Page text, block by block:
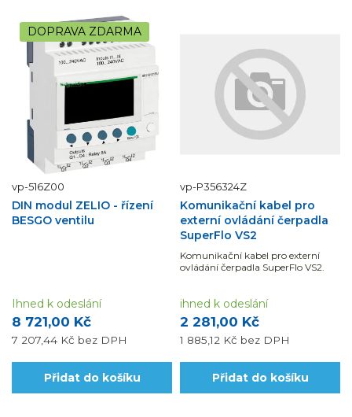
DOPRAVA ZDARMA
vp-516Z00
DIN modul ZELIO - řízení
BESGO ventilu
8 721,00 Kč
7 207,44 Kč bez DPH
Ihned k odeslání
Přidat do košíku
vp-P356324Z
Komunikační kabel pro
externí ovládání čerpadla
SuperFlo VS2
Komunikační kabel pro externí
ovládání čerpadla SuperFlo VS2.
2 281,00 Kč
1 885,12 Kč bez DPH
ihned k odeslání
Přidat do košíku